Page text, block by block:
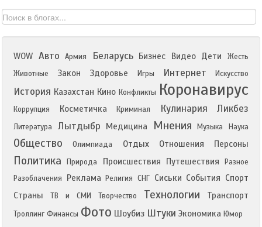
WOW Авто Армия Беларусь Бизнес Видео Дети
Жесть
Животные
Закон Здоровье Игры Интернет Искусство
История Казахстан Кино Конфликты Коронавирус
Коррупция Косметичка Криминал Кулинария Ликбез
Литература Лытдыбр Медицина Мнения Музыка Наука
Общество Олимпиада Отдых Отношения Персоны
Политика Природа Происшествия Путешествия
Разное
Разоблачения
Реклама Религия СНГ Сиськи События Спорт
Страны
ТВ и СМИ Творчество Технологии Транспорт
Троллинг Финансы Фото Шоубиз Штуки Экономика Юмор